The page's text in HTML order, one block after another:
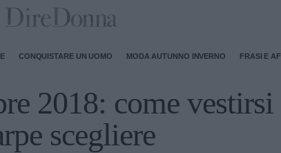
CONQUISTARE UN UOMO MODA AUTUNNO INVERNO FRASI E
2018: come vestirsi
scegliere